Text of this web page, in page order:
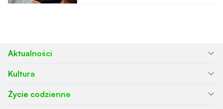
Aktualności
Kultura
Życie codzienne